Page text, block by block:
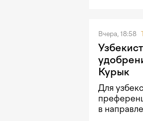
Вчера, 18:58
Курык
Для
в